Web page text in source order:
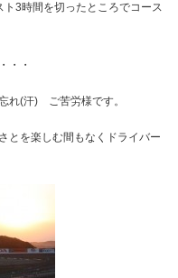
3時間を切ったところでコース
・・
れ(汗) ご苦労様です。
とを楽しむ間もなくドライバー